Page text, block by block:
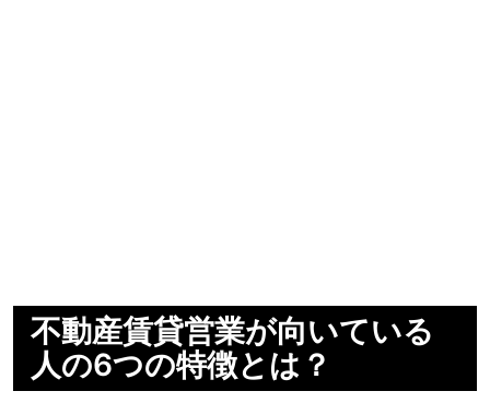
不動産賃貸営業が向いている
人の6つの特徴とは？